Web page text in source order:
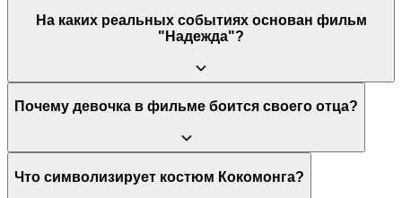
На каких реальных событиях основан фильм
"Надежда"?
Фильм основан на реальном уголовном деле, которое
прессе ее называли На Ён) была похищена и жестоко
изнасилована 57-летним мужчиной. Приговор преступнику
(12 лет тюрьмы) вызвал массовые протесты из-за своей
мягкости.
Почему девочка в фильме боится своего отца?
После пережитого насилия со стороны взрослого мужчины у
Что символизирует костюм Кокомонга?